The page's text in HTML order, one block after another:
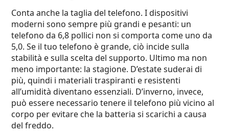
Conta anche la taglia del telefono. I dispositivi
moderni sono sempre più grandi e pesanti: un
telefono da 6,8 pollici non si comporta come uno da
5,0. Se il tuo telefono è grande, ciò incide sulla
stabilità e sulla scelta del supporto. Ultimo ma non
meno importante: la stagione. D’estate suderai di
più, quindi i materiali traspiranti e resistenti
all’umidità diventano essenziali. D’inverno, invece,
può essere necessario tenere il telefono più vicino al
corpo per evitare che la batteria si scarichi a causa
del freddo.